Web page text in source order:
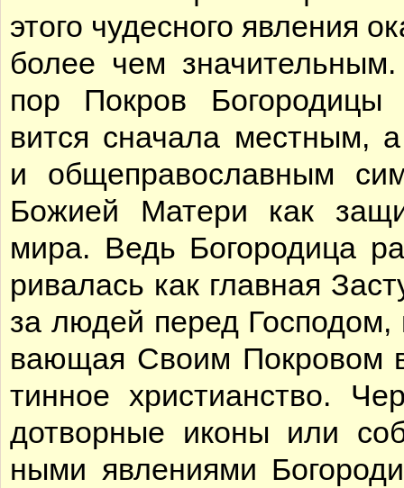
это­го чу­дес­но­го яв­ле­ния
бо­лее чем
пор По­кров Бо­го­ро­ди­цы
вит­ся сна­ча­ла мест­ным,
и об­ще­пра­во­слав­ным
Бо­жи­ей Ма­те­ри как
ми­ра. Ведь Бо­го­ро­ди­ца
ри­ва­лась как глав­ная
за лю­дей пе­ред
ва­ю­щая Сво­им По­кро­вом
тин­ное хри­сти­ан­ство.
до­твор­ные ико­ны или
ны­ми яв­ле­ни­я­ми